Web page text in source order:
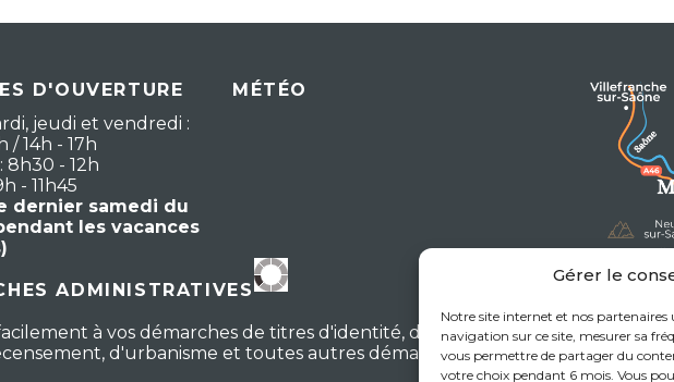
Gérer le
Notre site internet et nos
navigation sur ce site, mesurer sa
vous permettre de partager du
votre choix pendant 6 mois. Vous
D'OUVERTURE
jeudi et vendredi :
/ 14h - 17h
8h30 - 12h
- 11h45
dernier samedi du
les vacances
MÉTÉO
ADMINISTRATIVES
à vos démarches de titres d'identité, d'actes d'état
d'urbanisme et toutes autres démarches